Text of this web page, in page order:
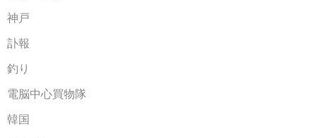
神戸
訃報
釣り
電脳中心買物隊
韓国